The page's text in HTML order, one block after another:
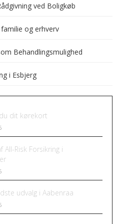
ved Boligkøb
og erhverv
Behandlingsmulighed
i Esbjerg
dit kørekort
All-Risk Forsikring i
udvalg i Aabenraa